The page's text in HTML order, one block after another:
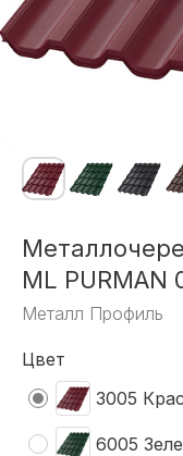
ML PURMAN
Металл Профиль
Цвет
3005
6005